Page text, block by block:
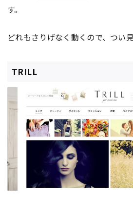
す。
どれもさりげなく動くので、つい
TRILL